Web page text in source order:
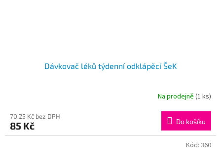
Dávkovač léků týdenní odklápěcí ŠeK
Na prodejně (1 ks)
70,25 Kč bez DPH
85 Kč Do košíku
Kód: 360